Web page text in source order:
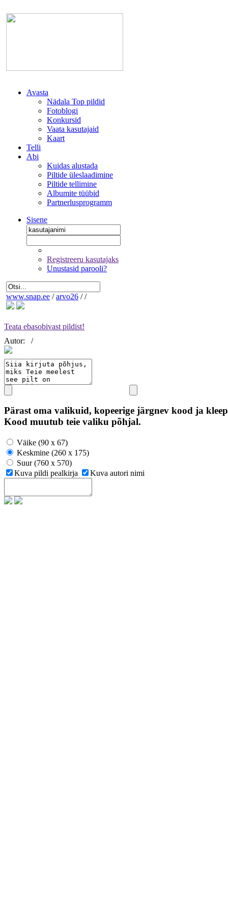
Avasta
Nädala Top pildid
Fotoblogi
Konkursid
Vaata kasutajaid
Kaart
Telli
Abi
Kuidas alustada
Piltide üleslaadimine
Piltide tellimine
Albumite tüübid
Partnerlusprogramm
Sisene
Registreeru kasutajaks
Unustasid parooli?
www.snap.ee / arvo26 / /
Teata ebasobivast pildist!
Autor:
/
Pärast oma valikuid, kopeerige järgnev kood ja
Kood muutub teie valiku põhjal.
Väike (90 x 67)
Keskmine (260 x 175)
Suur (760 x 570)
Kuva pildi pealkirja
Kuva autori nimi